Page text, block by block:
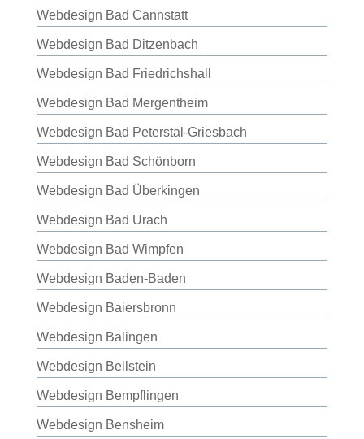
Webdesign Bad Cannstatt
Webdesign Bad Ditzenbach
Webdesign Bad Friedrichshall
Webdesign Bad Mergentheim
Webdesign Bad Peterstal-Griesbach
Webdesign Bad Schönborn
Webdesign Bad Überkingen
Webdesign Bad Urach
Webdesign Bad Wimpfen
Webdesign Baden-Baden
Webdesign Baiersbronn
Webdesign Balingen
Webdesign Beilstein
Webdesign Bempflingen
Webdesign Bensheim